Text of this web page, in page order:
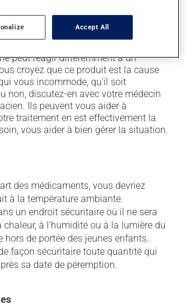
une couleur jaunâtre aux selles;
une couleur rose-brun à l'urine.
peut réagir différemment à un
croyez que ce produit est la cause
vous incommode, qu'il soit
non, discutez-en avec votre médecin
Ils peuvent vous aider à
traitement en est effectivement la
vous aider à bien gérer la situation.
des médicaments, vous devriez
à la température ambiante.
un endroit sécuritaire où il ne sera
chaleur, à l'humidité ou à la lumière du
hors de portée des jeunes enfants.
façon sécuritaire toute quantité qui
sa date de péremption.
Accept All